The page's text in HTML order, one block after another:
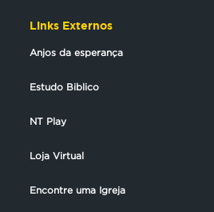
Links Externos
Anjos da esperança
Estudo Biblico
NT Play
Loja Virtual
Encontre uma Igreja